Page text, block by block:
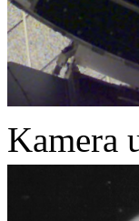
Kamera